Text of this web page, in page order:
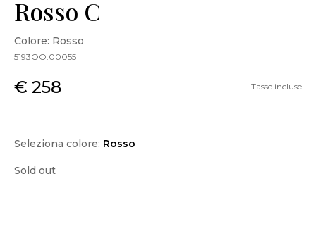
Rosso C
Colore: Rosso
5193OO.00055
€ 258 Tasse incluse
Seleziona colore: Rosso
Sold out